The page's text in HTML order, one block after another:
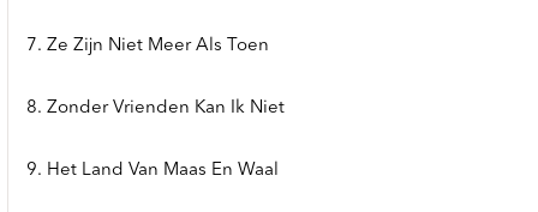
7. Ze Zijn Niet Meer Als Toen
8. Zonder Vrienden Kan Ik Niet
9. Het Land Van Maas En Waal